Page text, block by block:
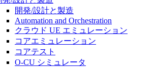
開発/設計と製造
Automation and Orchestration
クラウド UE エミュレーション
コアエミュレーション
コアテスト
O-CU シミュレータ